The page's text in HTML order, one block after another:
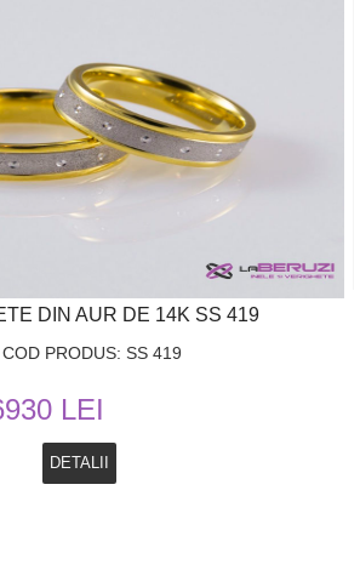
DIN AUR DE 14K SS 419
COD PRODUS: SS 419
LEI
DETALII